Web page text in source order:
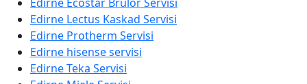
Edirne Lectus Kaskad Servisi
Edirne Protherm Servisi
Edirne hisense servisi
Edirne Teka Servisi